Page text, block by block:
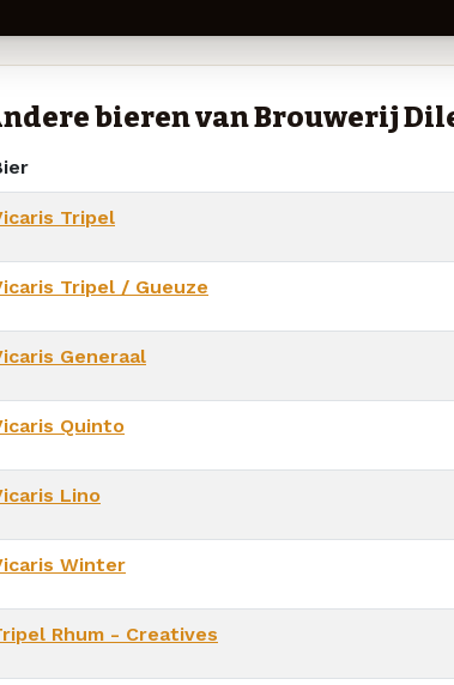
bieren van Brouwerij
Tripel
Tripel / Gueuze
Generaal
Quinto
Lino
Winter
Rhum - Creatives